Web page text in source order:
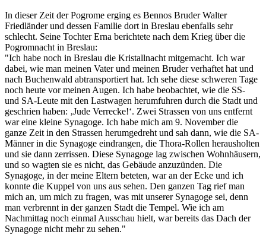
In dieser Zeit der Pogrome erging es Bennos Bruder Walter
Friedländer und dessen Familie dort in Breslau ebenfalls sehr
schlecht. Seine Tochter Erna berichtete nach dem Krieg über die
Pogromnacht in Breslau:
"Ich habe noch in Breslau die Kristallnacht mitgemacht. Ich war
dabei, wie man meinen Vater und meinen Bruder verhaftet hat und
nach Buchenwald abtransportiert hat. Ich sehe diese schweren Tage
noch heute vor meinen Augen. Ich habe beobachtet, wie die SS-
und SA-Leute mit den Lastwagen herumfuhren durch die Stadt und
geschrien haben: ‚Jude Verrecke!‘. Zwei Strassen von uns entfernt
war eine kleine Synagoge. Ich habe mich am 9. November die
ganze Zeit in den Strassen herumgedreht und sah dann, wie die SA-
Männer in die Synagoge eindrangen, die Thora-Rollen herausholten
und sie dann zerrissen. Diese Synagoge lag zwischen Wohnhäusern,
und so wagten sie es nicht, das Gebäude anzuzünden. Die
Synagoge, in der meine Eltern beteten, war an der Ecke und ich
konnte die Kuppel von uns aus sehen. Den ganzen Tag rief man
mich an, um mich zu fragen, was mit unserer Synagoge sei, denn
man verbrennt in der ganzen Stadt die Tempel. Wie ich am
Nachmittag noch einmal Ausschau hielt, war bereits das Dach der
Synagoge nicht mehr zu sehen."